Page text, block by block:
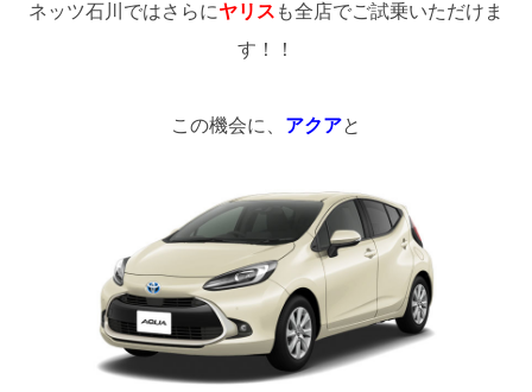
ネッツ石川ではさらにヤリス も全店でご試乗いただけま
す！！
この機会に、 アクアと